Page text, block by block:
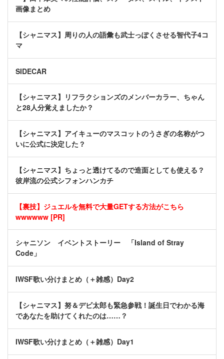
画像まとめ
【シャニマス】周りの人の語彙も武士っぽくさせる智代子4コ
マ
SIDECAR
【シャニマス】リフラクションズのメンバーカラー、ちゃん
と28人分覚えましたか？
【シャニマス】アイキューのマスコットのうさぎの名称がつ
いに公式に決定した？
【シャニマス】ちょっと透けてるので造面としても使える？
彼岸流の公式シフォンハンカチ
【裏技】ジュエルを無料で大量GETする方法がこちら
wwwwww [PR]
シャニソン イベントストーリー 「Island of Stray
Code」
IWSF歌い分けまとめ（＋雑感）Day2
【シャニマス】努＆デビ太郎も緊急参戦！誕生日でわかる海
であなたを助けてくれたのは……？
IWSF歌い分けまとめ（＋雑感）Day1